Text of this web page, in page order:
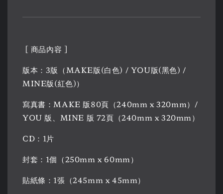
[ 商品內容 ]
版本：3版（MAKE版(白色) / YOU版(黑色) /
MINE版(紅色)）
寫真書：MAKE 版80頁（240mm x 320mm）/
YOU 版、MINE 版 72頁（240mm x 320mm）
CD：1片
封套：1個（250mm x 60mm）
貼紙條：1張（245mm x 45mm）